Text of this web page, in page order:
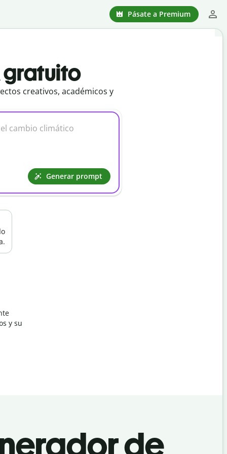
Pásate a Premium
gratuito
creativos, académicos y
Generar prompt
y su
de